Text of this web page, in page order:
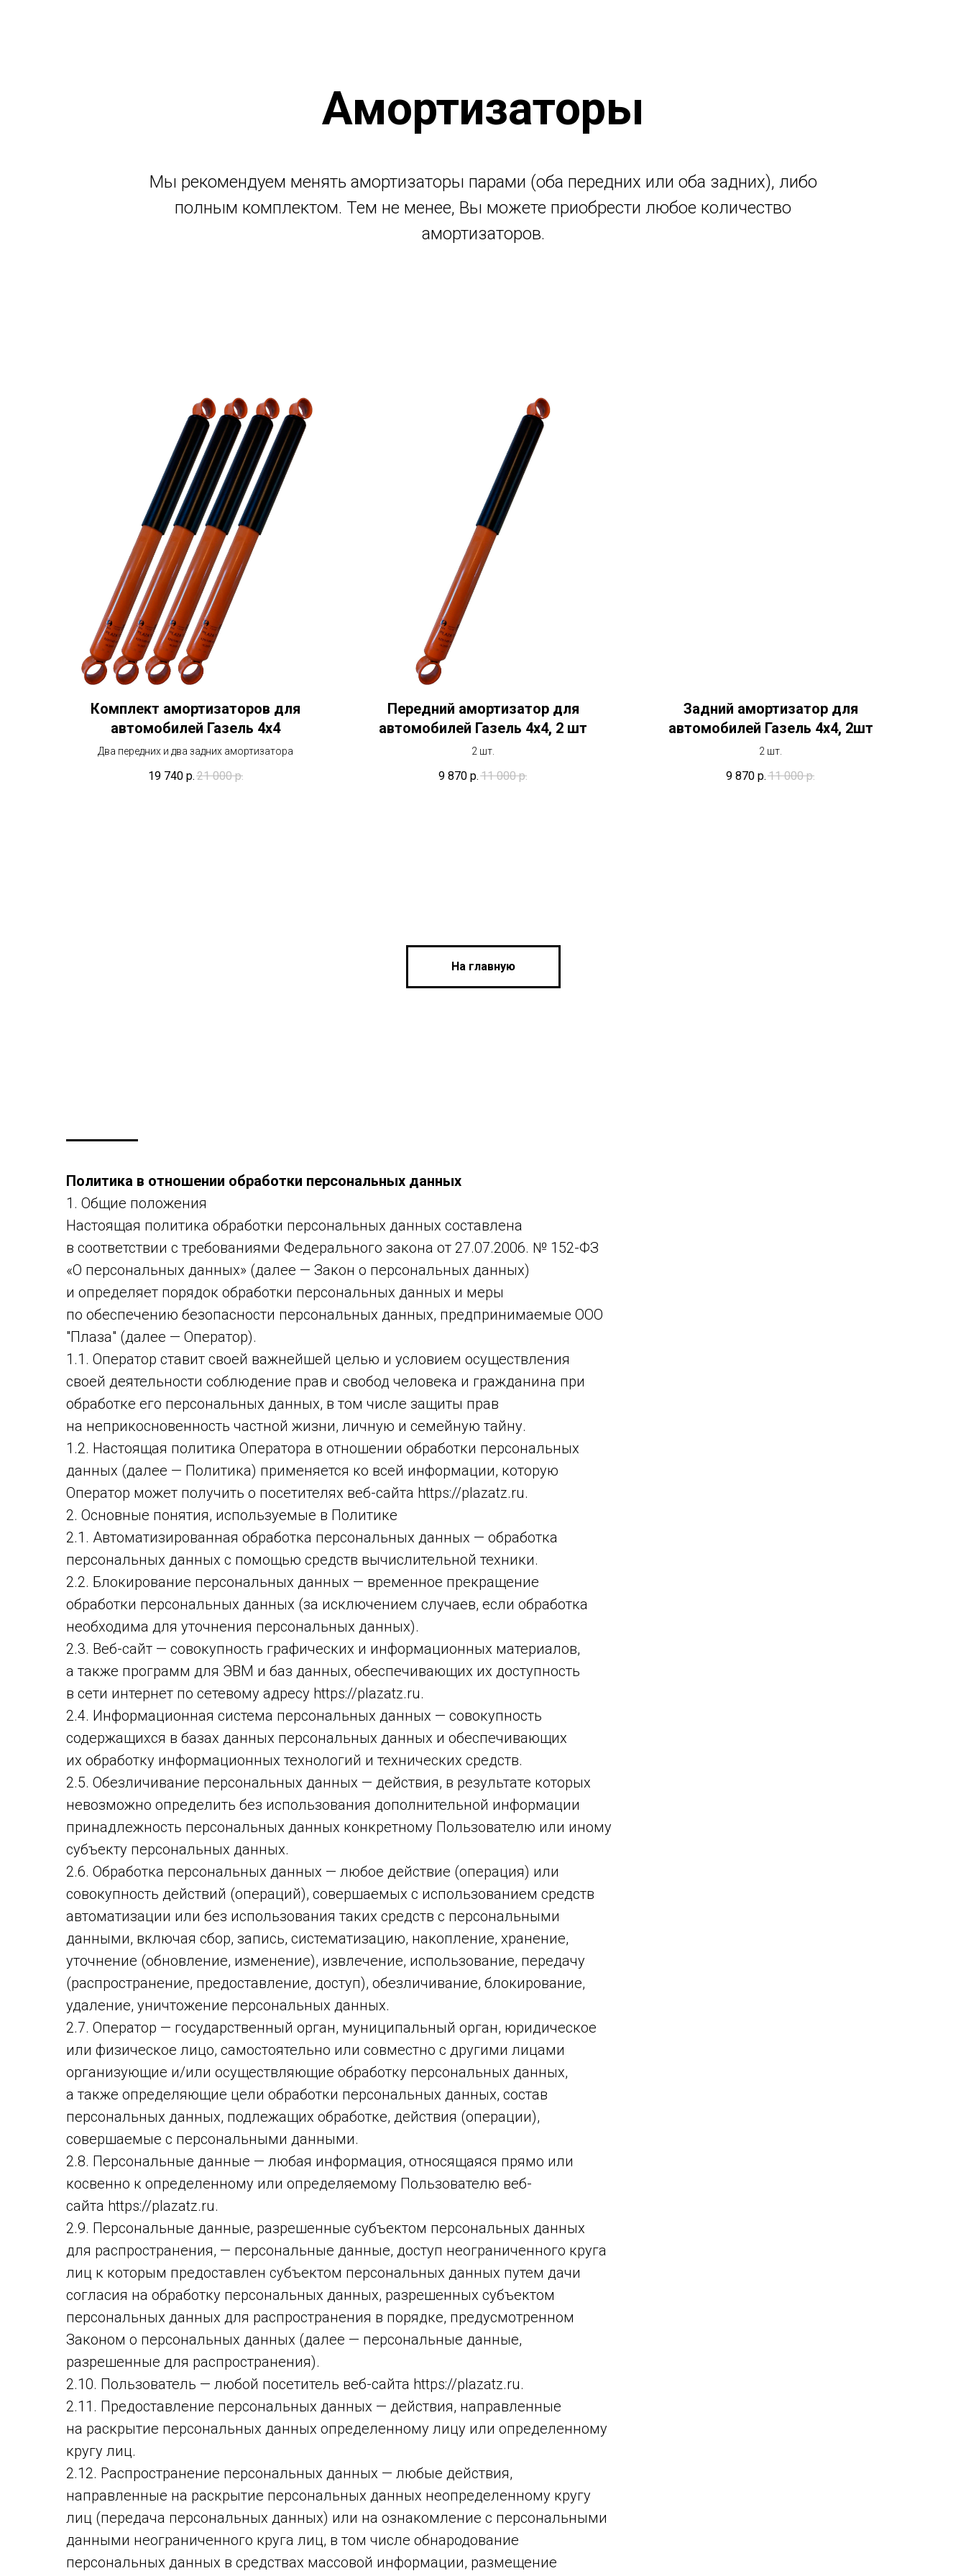
Амортизаторы
Мы рекомендуем менять амортизаторы парами (оба передних или оба задних), либо
полным комплектом. Тем не менее, Вы можете приобрести любое количество
амортизаторов.
Комплект амортизаторов для
автомобилей Газель 4х4
Два передних и два задних амортизатора
19 740 р.21 000 р.
Передний амортизатор для
автомобилей Газель 4х4, 2 шт
2 шт.
9 870 р. 11 000 р.
Задний амортизатор для
автомобилей Газель 4х4, 2шт
2 шт.
9 870 р. 11 000 р.
На главную
Политика в отношении обработки персональных данных
1. Общие положения
Настоящая политика обработки персональных данных составлена
в соответствии с требованиями Федерального закона от 27.07.2006. № 152-ФЗ
«О персональных данных» (далее — Закон о персональных данных)
и определяет порядок обработки персональных данных и меры
по обеспечению безопасности персональных данных, предпринимаемые ООО
"Плаза" (далее — Оператор).
1.1. Оператор ставит своей важнейшей целью и условием осуществления
своей деятельности соблюдение прав и свобод человека и гражданина при
обработке его персональных данных, в том числе защиты прав
на неприкосновенность частной жизни, личную и семейную тайну.
1.2. Настоящая политика Оператора в отношении обработки персональных
данных (далее — Политика) применяется ко всей информации, которую
Оператор может получить о посетителях веб-сайта https://plazatz.ru.
2. Основные понятия, используемые в Политике
2.1. Автоматизированная обработка персональных данных — обработка
персональных данных с помощью средств вычислительной техники.
2.2. Блокирование персональных данных — временное прекращение
обработки персональных данных (за исключением случаев, если обработка
необходима для уточнения персональных данных).
2.3. Веб-сайт — совокупность графических и информационных материалов,
а также программ для ЭВМ и баз данных, обеспечивающих их доступность
в сети интернет по сетевому адресу https://plazatz.ru.
2.4. Информационная система персональных данных — совокупность
содержащихся в базах данных персональных данных и обеспечивающих
их обработку информационных технологий и технических средств.
2.5. Обезличивание персональных данных — действия, в результате которых
невозможно определить без использования дополнительной информации
принадлежность персональных данных конкретному Пользователю или иному
субъекту персональных данных.
2.6. Обработка персональных данных — любое действие (операция) или
совокупность действий (операций), совершаемых с использованием средств
автоматизации или без использования таких средств с персональными
данными, включая сбор, запись, систематизацию, накопление, хранение,
уточнение (обновление, изменение), извлечение, использование, передачу
(распространение, предоставление, доступ), обезличивание, блокирование,
удаление, уничтожение персональных данных.
2.7. Оператор — государственный орган, муниципальный орган, юридическое
или физическое лицо, самостоятельно или совместно с другими лицами
организующие и/или осуществляющие обработку персональных данных,
а также определяющие цели обработки персональных данных, состав
персональных данных, подлежащих обработке, действия (операции),
совершаемые с персональными данными.
2.8. Персональные данные — любая информация, относящаяся прямо или
косвенно к определенному или определяемому Пользователю веб-
сайта https://plazatz.ru.
2.9. Персональные данные, разрешенные субъектом персональных данных
для распространения, — персональные данные, доступ неограниченного круга
лиц к которым предоставлен субъектом персональных данных путем дачи
согласия на обработку персональных данных, разрешенных субъектом
персональных данных для распространения в порядке, предусмотренном
Законом о персональных данных (далее — персональные данные,
разрешенные для распространения).
2.10. Пользователь — любой посетитель веб-сайта https://plazatz.ru.
2.11. Предоставление персональных данных — действия, направленные
на раскрытие персональных данных определенному лицу или определенному
кругу лиц.
2.12. Распространение персональных данных — любые действия,
направленные на раскрытие персональных данных неопределенному кругу
лиц (передача персональных данных) или на ознакомление с персональными
данными неограниченного круга лиц, в том числе обнародование
персональных данных в средствах массовой информации, размещение